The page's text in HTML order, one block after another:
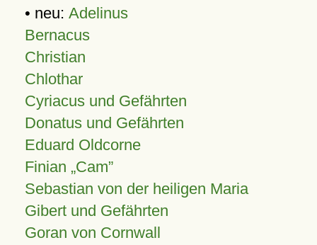
• neu: Adelinus
Bernacus
Christian
Chlothar
Cyriacus und Gefährten
Donatus und Gefährten
Eduard Oldcorne
Finian Cam
Sebastian von der heiligen Maria
Gibert und Gefährten
Goran von Cornwall